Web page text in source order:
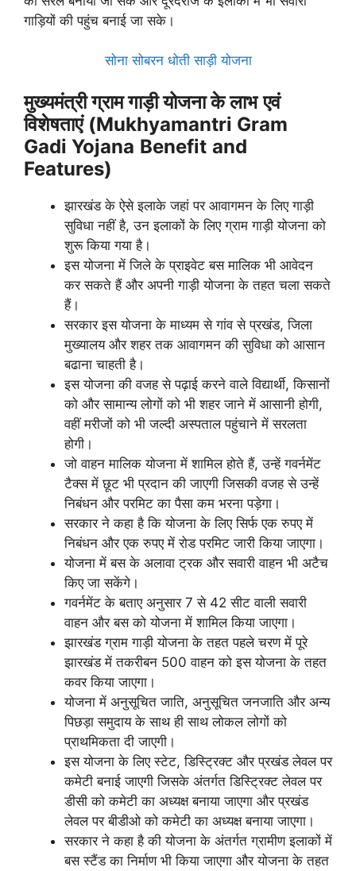
गाड़ियों की पहुंच बनाई जा सके।
सोना सोबरन धोती साड़ी योजना
मुख्यमंत्री ग्राम गाड़ी योजना के लाभ एवं
विशेषताएं (Mukhyamantri Gram
Gadi Yojana Benefit and
Features)
झारखंड के ऐसे इलाके जहां पर आवागमन के लिए गाड़ी
सुविधा नहीं है, उन इलाकों के लिए ग्राम गाड़ी योजना को
शुरू किया गया है।
इस योजना में जिले के प्राइवेट बस मालिक भी आवेदन
कर सकते हैं और अपनी गाड़ी योजना के तहत चला सकते
हैं।
सरकार इस योजना के माध्यम से गांव से प्रखंड, जिला
मुख्यालय और शहर तक आवागमन की सुविधा को आसान
बढाना चाहती है।
इस योजना की वजह से पढ़ाई करने वाले विद्यार्थी, किसानों
को और सामान्य लोगों को भी शहर जाने में आसानी होगी,
वहीं मरीजों को भी जल्दी अस्पताल पहुंचाने में सरलता
होगी।
जो वाहन मालिक योजना में शामिल होते हैं, उन्हें गवर्नमेंट
टैक्स में छूट भी प्रदान की जाएगी जिसकी वजह से उन्हें
निबंधन और परमिट का पैसा कम भरना पड़ेगा।
सरकार ने कहा है कि योजना के लिए सिर्फ एक रुपए में
निबंधन और एक रुपए में रोड परमिट जारी किया जाएगा।
योजना में बस के अलावा ट्रक और सवारी वाहन भी अटैच
किए जा सकेंगे।
गवर्नमेंट के बताए अनुसार 7 से 42 सीट वाली सवारी
वाहन और बस को योजना में शामिल किया जाएगा।
झारखंड ग्राम गाड़ी योजना के तहत पहले चरण में पूरे
झारखंड में तकरीबन 500 वाहन को इस योजना के तहत
कवर किया जाएगा।
योजना में अनुसूचित जाति, अनुसूचित जनजाति और अन्य
पिछड़ा समुदाय के साथ ही साथ लोकल लोगों को
प्राथमिकता दी जाएगी।
इस योजना के लिए स्टेट, डिस्ट्रिक्ट और प्रखंड लेवल पर
कमेटी बनाई जाएगी जिसके अंतर्गत डिस्ट्रिक्ट लेवल पर
डीसी को कमेटी का अध्यक्ष बनाया जाएगा और प्रखंड
लेवल पर बीडीओ को कमेटी का अध्यक्ष बनाया जाएगा।
सरकार ने कहा है की योजना के अंतर्गत ग्रामीण इलाकों में
बस स्टैंड का निर्माण भी किया जाएगा और योजना के तहत